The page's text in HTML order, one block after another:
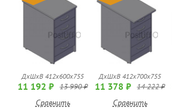
ДхШхВ 412х600х755
11 192 ₽ 13 990 ₽
Сравнить
ДхШхВ 412х700х755
11 378 ₽ 14 222 ₽
Сравнить